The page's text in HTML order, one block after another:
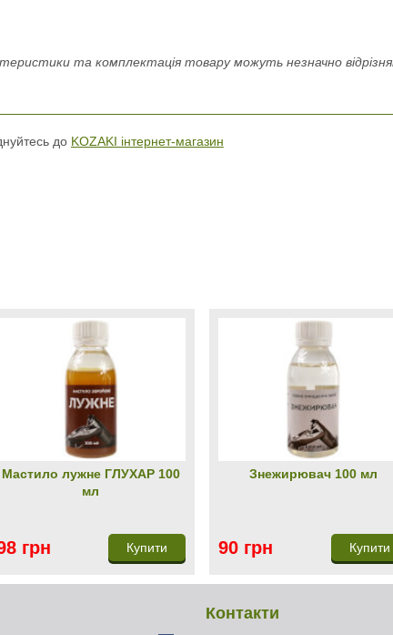
та комплектація товару можуть незначно
до KOZAKI інтернет-магазин
Мастило лужне ГЛУХАР 100
мл
грн Купити
Знежирювач 100 мл
90 грн Купити
Контакти